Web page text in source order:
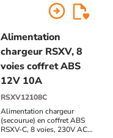
arrow_circle_right
Alimentation
chargeur RSXV, 8
voies coffret ABS
12V 10A
RSXV12108C
Alimentation chargeur
(secourue) en coffret ABS
RSXV-C, 8 voies, 230V AC /